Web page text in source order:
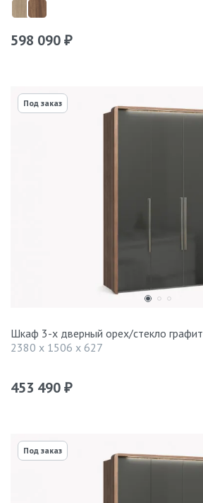
598 090 ₽
Под заказ
Шкаф 3-х дверный орех/стекло графит
2380 x 1506 x 627
453 490 ₽
Под заказ